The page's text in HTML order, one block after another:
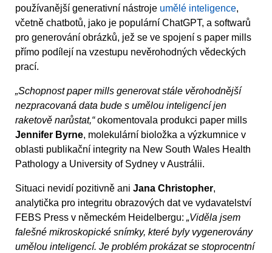
používanější generativní nástroje umělé inteligence,
včetně chatbotů, jako je populární ChatGPT, a softwarů
pro generování obrázků, jež se ve spojení s paper mills
přímo podílejí na vzestupu nevěrohodných vědeckých
prací.
„Schopnost paper mills generovat stále věrohodnější
nezpracovaná data bude s umělou inteligencí jen
raketově narůstat,“okomentovala produkci paper mills
Jennifer Byrne, molekulární bioložka a výzkumnice v
oblasti publikační integrity na New South Wales Health
Pathology a University of Sydney v Austrálii.
Situaci nevidí pozitivně ani Jana Christopher,
analytička pro integritu obrazových dat ve vydavatelství
FEBS Press v německém Heidelbergu: „Viděla jsem
falešné mikroskopické snímky, které byly vygenerovány
umělou inteligencí. Je problém prokázat se stoprocentní